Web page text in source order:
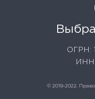
ОГРН:
ИНН
© 2019-2022.